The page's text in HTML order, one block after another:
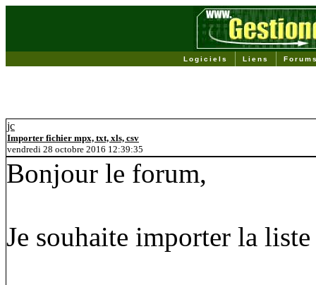
Logiciels Liens
jc
Importer fichier mpx, txt, xls, csv
vendredi 28 octobre 2016 12:39:35
Bonjour le forum,
Je souhaite importer la